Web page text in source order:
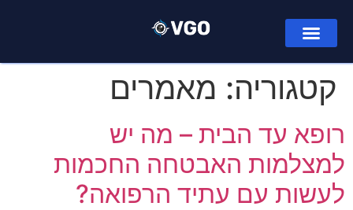
קטגוריה: מאמרים
רופא עד הבית – מה יש
למצלמות האבטחה החכמות
לעשות עם עתיד הרפואה?